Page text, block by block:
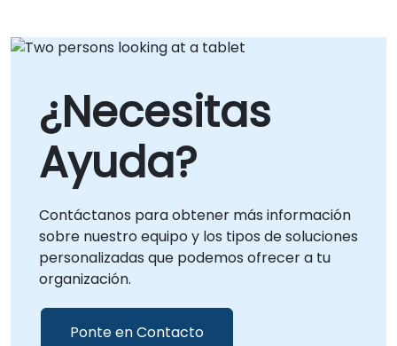
¿Necesitas
Ayuda?
Contáctanos para obtener más información
sobre nuestro equipo y los tipos de soluciones
personalizadas que podemos ofrecer a tu
organización.
Ponte en Contacto